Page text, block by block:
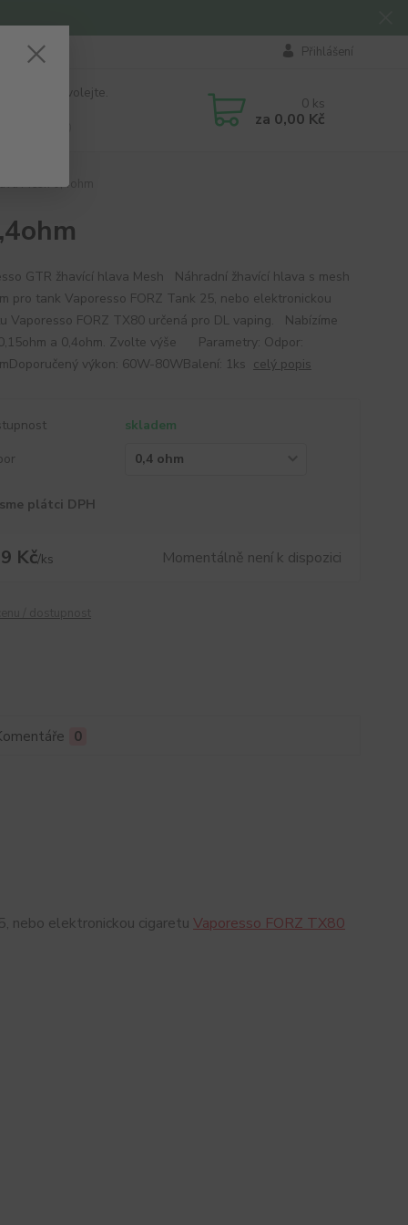
Přihlášení
si rady? Zavolejte.
0 ks
za 0,00 Kč
Mesh 0,4ohm
GTR žhavící hlava Mesh Náhradní žhavící hlava s mesh
pro tank Vaporesso FORZ Tank 25, nebo elektronickou
Vaporesso FORZ TX80 určená pro DL vaping. Nabízíme
a 0,4ohm. Zvolte výše Parametry: Odpor:
výkon: 60W-80WBalení: 1ks celý popis
skladem
plátci DPH
Kč/ks Momentálně není k dispozici
0
nebo elektronickou cigaretu Vaporesso FORZ TX80